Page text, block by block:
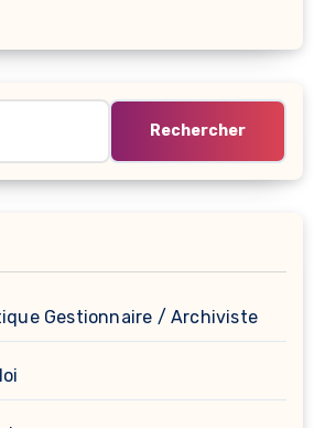
Gestionnaire / Archiviste